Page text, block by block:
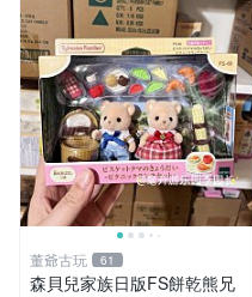
董爺古玩 61
森貝兒家族日版FS餅乾熊兄